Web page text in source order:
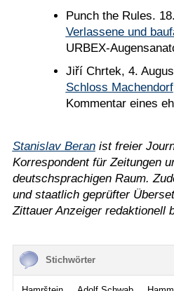
Punch the Rules.
Verlassene und
URBEX-
Jiří Chrtek, 4.
Schloss Machendorf
Kommentar eines
Stanislav Beranist freier
Korrespondent für Zeitungen
deutschsprachigen Raum.
und staatlich geprüfter
Zittauer Anzeiger redaktionell
Stichwörter